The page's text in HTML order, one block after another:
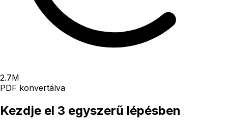
2.7M
PDF konvertálva
Kezdje el 3 egyszerű lépésben